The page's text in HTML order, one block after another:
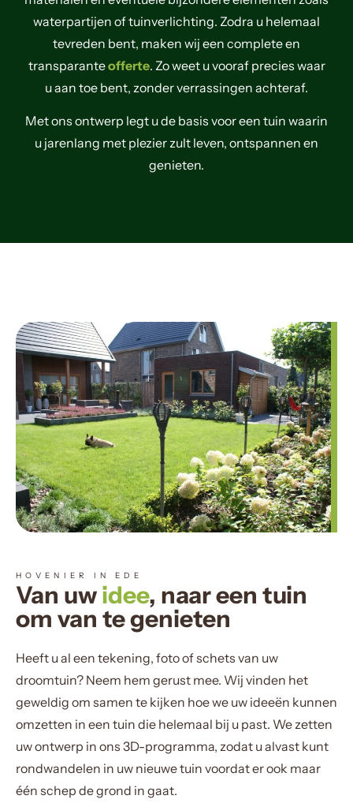
waterpartijen of tuinverlichting. Zodra u helemaal
tevreden bent, maken wij een complete en
transparanteofferte. Zo weet u vooraf precies waar
u aan toe bent, zonder verrassingen achteraf.
Met ons ontwerp legt u de basis voor een tuin waarin
u jarenlang met plezier zult leven, ontspannen en
genieten.
HOVENIER IN EDE
Van uwidee, naar een tuin
om van te genieten
Heeft u al een tekening, foto of schets van uw
droomtuin? Neem hem gerust mee. Wij vinden het
geweldig om samen te kijken hoe we uw ideeën kunnen
omzetten in een tuin die helemaal bij u past. We zetten
uw ontwerp in ons 3D-programma, zodat u alvast kunt
rondwandelen in uw nieuwe tuin voordat er ook maar
één schep de grond in gaat.